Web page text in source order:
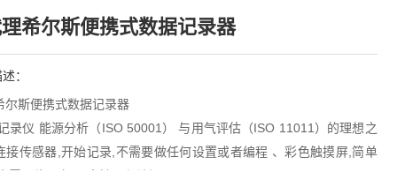
希尔斯便携式数据记录器
：
尔斯便携式数据记录器
录仪 能源分析（ISO 50001） 与用气评估（ISO 11011）的理想之
接传感器,开始记录,不需要做任何设置或者编程 、彩色触摸屏,简单